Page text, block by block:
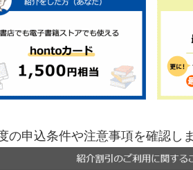
の申込条件や注意事項を確認し